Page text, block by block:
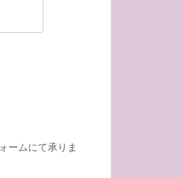
ームにて承りま